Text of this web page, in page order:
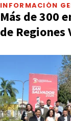
INFORMACIÓN
Más de 300
de Regiones